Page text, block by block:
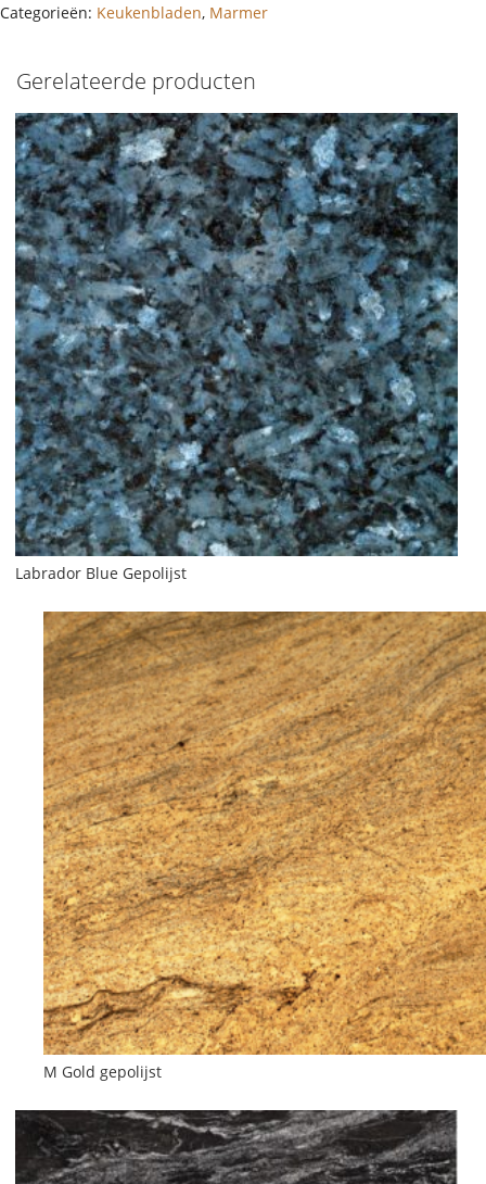
Categorieën: Keukenbladen, Marmer
Gerelateerde producten
Labrador Blue Gepolijst
M Gold gepolijst